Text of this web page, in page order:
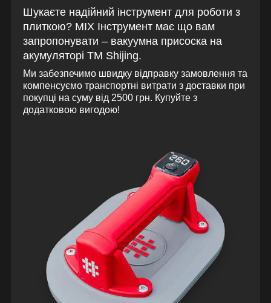
Шукаєте надійний інструмент для роботи з
плиткою? MIX Інструмент має що вам
запропонувати – вакуумна присоска на
акумуляторі ТМ Shijing.
Ми забезпечимо швидку відправку замовлення та
компенсуємо транспортні витрати з доставки при
покупці на суму від 2500 грн. Купуйте з
додатковою вигодою!